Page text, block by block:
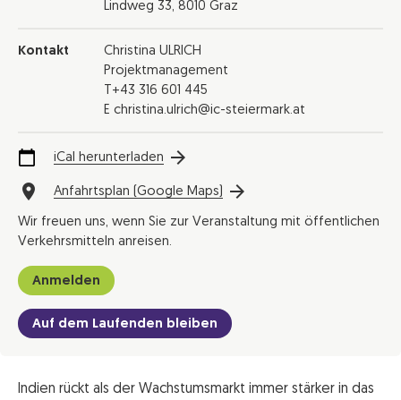
Lindweg 33, 8010 Graz
Kontakt
Christina ULRICH
Projektmanagement
T+43 316 601 445
E christina.ulrich@ic-steiermark.at
iCal herunterladen
Anfahrtsplan (Google Maps)
Wir freuen uns, wenn Sie zur Veranstaltung mit öffentlichen
Verkehrsmitteln anreisen.
Anmelden
Auf dem Laufenden bleiben
Indien rückt als der Wachstumsmarkt immer stärker in das